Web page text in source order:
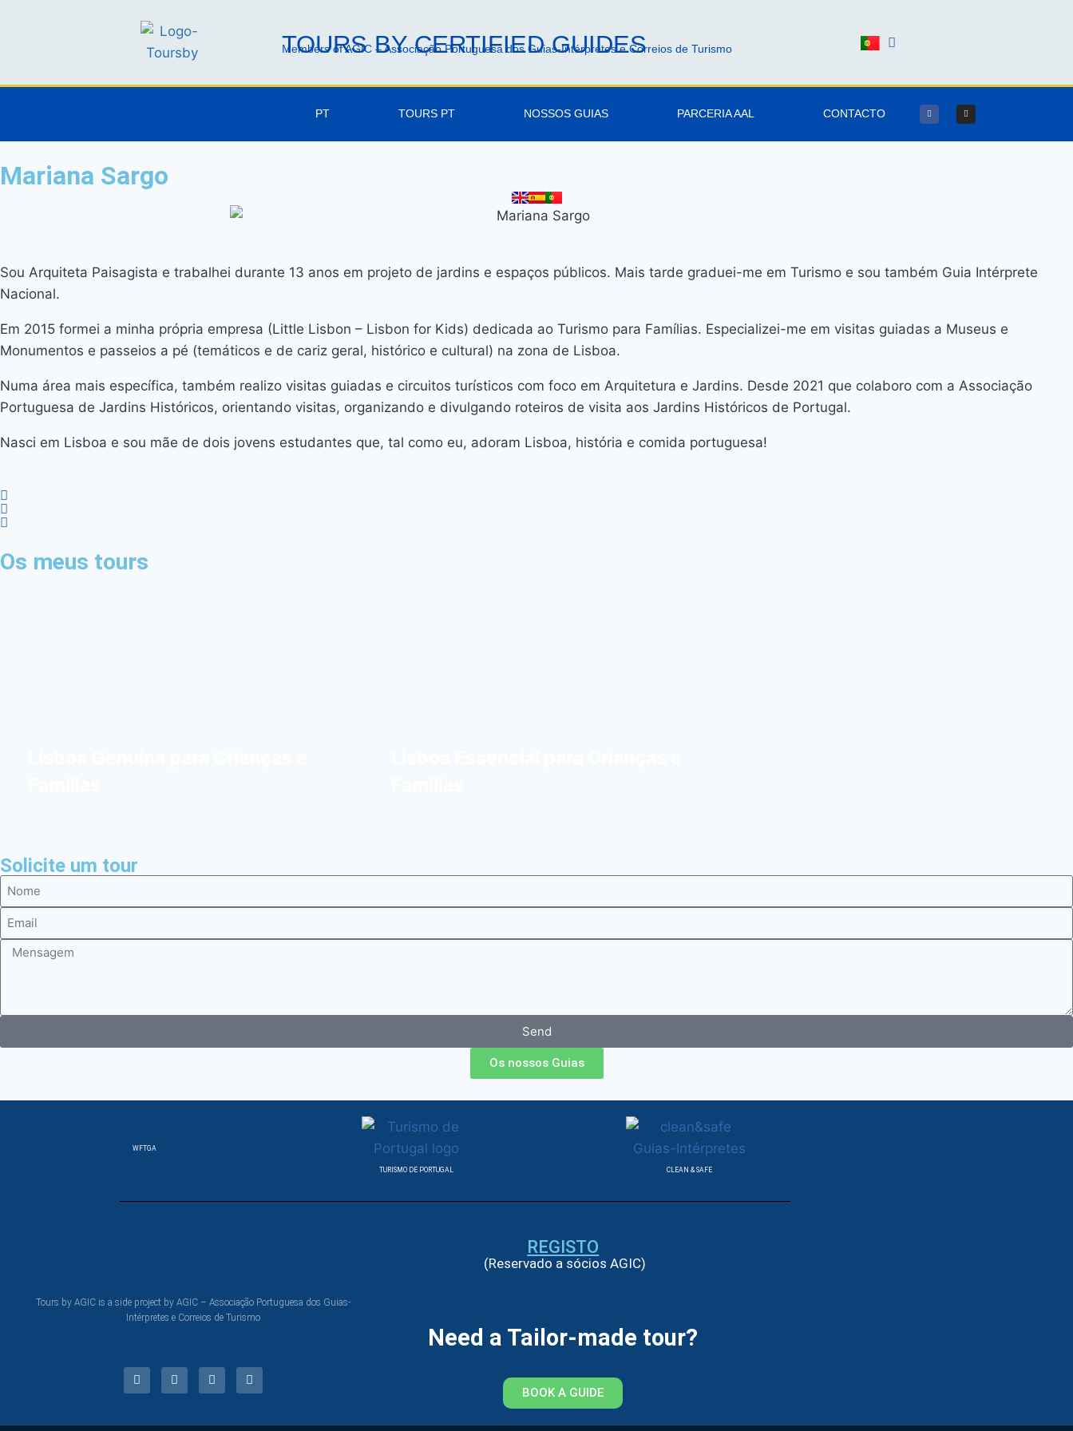
TOURS BY CERTIFIED GUIDES
Members of AGIC – Associação Portuguesa dos Guias-Intérpretes e Correios de Turismo
PT TOURS PT NOSSOS GUIAS PARCERIA AAL CONTACTO
Mariana Sargo
Sou Arquiteta Paisagista e trabalhei durante 13 anos em projeto de jardins e espaços públicos. Mais tarde graduei-me em Turismo e sou também Guia Intérprete
Nacional.
Em 2015 formei a minha própria empresa (Little Lisbon – Lisbon for Kids) dedicada ao Turismo para Famílias. Especializei-me em visitas guiadas a Museus e
Monumentos e passeios a pé (temáticos e de cariz geral, histórico e cultural) na zona de Lisboa.
Numa área mais específica, também realizo visitas guiadas e circuitos turísticos com foco em Arquitetura e Jardins. Desde 2021 que colaboro com a Associação
Portuguesa de Jardins Históricos, orientando visitas, organizando e divulgando roteiros de visita aos Jardins Históricos de Portugal.
Nasci em Lisboa e sou mãe de dois jovens estudantes que, tal como eu, adoram Lisboa, história e comida portuguesa!
Os meus tours
Solicite um tour
Send
Os nossos Guias
WFTGA
TURISMO DE PORTUGAL CLEAN & SAFE
Tours by AGIC is a side project by AGIC – Associação Portuguesa dos Guias-
Intérpretes e Correios de Turismo
REGISTO
(Reservado a sócios AGIC)
Need a Tailor-made tour?
BOOK A GUIDE